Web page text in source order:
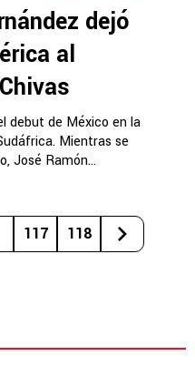
dejó
al
debut de México en la
Mientras se
José Ramón...
117 118